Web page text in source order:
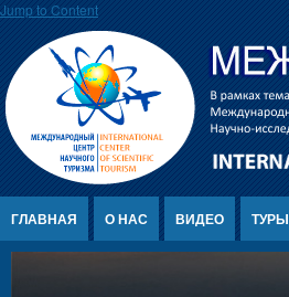
Jump to Content
ГЛАВНАЯ О НАС ВИДЕО ТУРЫ